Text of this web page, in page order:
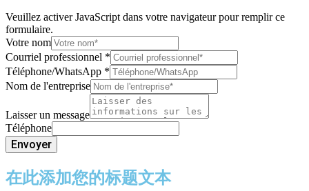
Veuillez activer JavaScript dans votre navigateur pour remplir ce
formulaire.
Votre nom
Courriel professionnel *
Téléphone/WhatsApp *
Nom de l'entreprise
Laisser un message
Téléphone
Envoyer
在此添加您的标题文本